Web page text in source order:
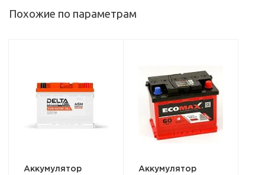
Похожие по параметрам
Аккумулятор
Аккумулятор